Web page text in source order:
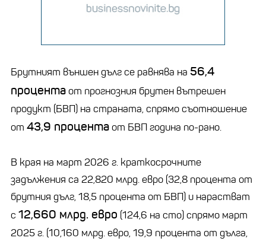
Брутният външен дълг се равнява на 56,4
процентаот прогнозния брутен вътрешен
продукт (БВП) на страната, спрямо съотношение
от 43,9 процентаот БВП година по-рано.
В края на март 2026 г. краткосрочните
задължения са 22,820 млрд. евро (32,8 процента от
брутния дълг, 18,5 процента от БВП) и нарастват
с 12,660 млрд. евро (124,6 на сто) спрямо март
2025 г. (10,160 млрд. евро, 19,9 процента от дълга,